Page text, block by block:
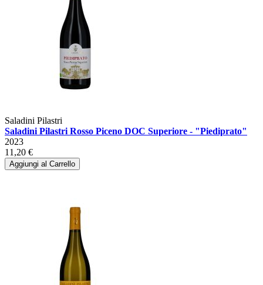
Saladini Pilastri
Saladini Pilastri Rosso Piceno DOC Superiore - "Piediprato"
2023
11,20 €
Aggiungi al Carrello